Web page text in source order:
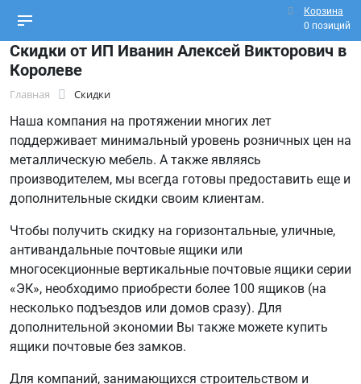
Корзина
0 позиций
Скидки от ИП Иванин Алексей Викторович в
Королеве
Главная Скидки
Наша компания на протяжении многих лет
поддерживает минимальный уровень розничных цен на
металлическую мебель. А также являясь
производителем, мы всегда готовы предоставить еще и
дополнительные скидки своим клиентам.
Чтобы получить скидку на горизонтальные, уличные,
антивандальные почтовые ящики или
многосекционные вертикальные почтовые ящики серии
«ЭК», необходимо приобрести более 100 ящиков (на
несколько подъездов или домов сразу). Для
дополнительной экономии Вы также можете купить
ящики почтовые без замков.
Для компаний, занимающихся строительством и